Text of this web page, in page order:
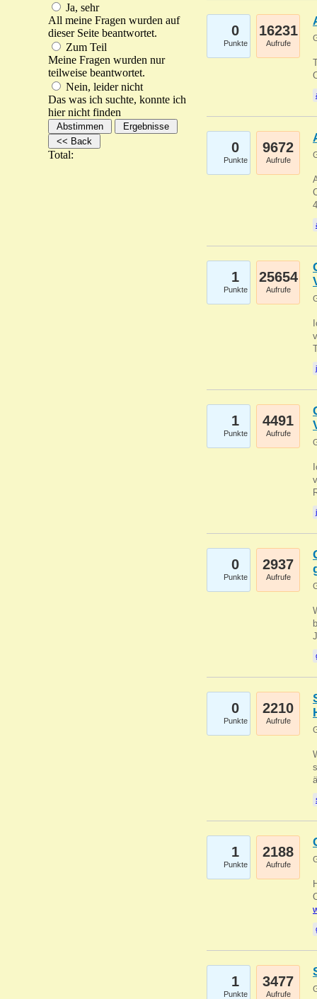
Ja, sehr
All meine Fragen wurden auf
dieser Seite beantwortet.
Zum Teil
Meine Fragen wurden nur
teilweise beantwortet.
Nein, leider nicht
Das was ich suchte, konnte ich
hier nicht finden
Total:
0
Punkte
16231
Aufrufe
0
Punkte
9672
Aufrufe
1
Punkte
25654
Aufrufe
1
Punkte
4491
Aufrufe
0
Punkte
2937
Aufrufe
0
Punkte
2210
Aufrufe
1
Punkte
2188
Aufrufe
1
Punkte
3477
Aufrufe